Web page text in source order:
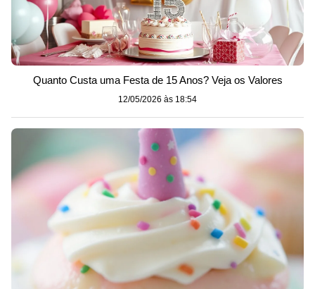
Quanto Custa uma Festa de 15 Anos? Veja os Valores
12/05/2026 às 18:54